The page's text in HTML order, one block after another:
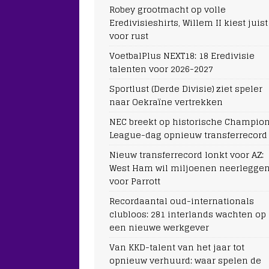
Robey grootmacht op volle
Eredivisieshirts, Willem II kiest juist
voor rust
VoetbalPlus NEXT18: 18 Eredivisie
talenten voor 2026-2027
Sportlust (Derde Divisie) ziet speler
naar Oekraïne vertrekken
NEC breekt op historische
League-dag opnieuw transferrecord
Nieuw transferrecord lonkt voor AZ:
West Ham wil miljoenen
voor Parrott
Recordaantal oud-internationals
clubloos: 281 interlands wachten op
een nieuwe werkgever
Van KKD-talent van het jaar tot
opnieuw verhuurd: waar spelen de